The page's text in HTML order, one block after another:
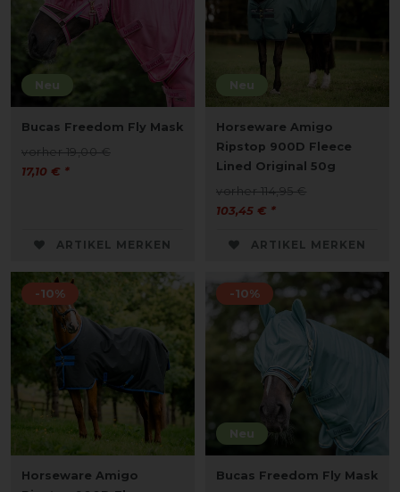
Neu
Bucas Freedom Fly Mask
vorher 19,00 €
17,10 € *
ARTIKEL MERKEN
Neu
Horseware Amigo
Ripstop 900D Fleece
Lined Original 50g
vorher 114,95 €
103,45 € *
ARTIKEL MERKEN
-10%
Horseware Amigo
Neu
-10%
Bucas Freedom Fly Mask